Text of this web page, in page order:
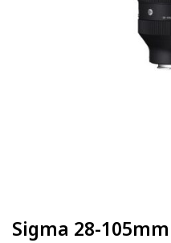
Sigma 28-105mm